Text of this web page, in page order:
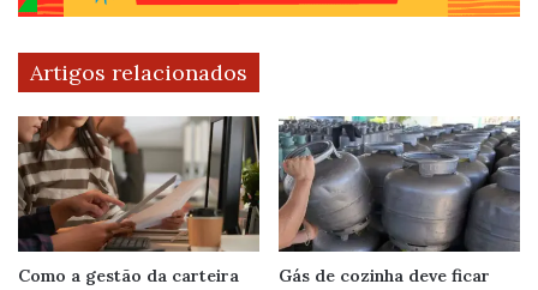
Artigos relacionados
Como a gestão da carteira
Gás de cozinha deve ficar